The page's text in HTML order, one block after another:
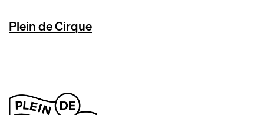
Plein de Cirque